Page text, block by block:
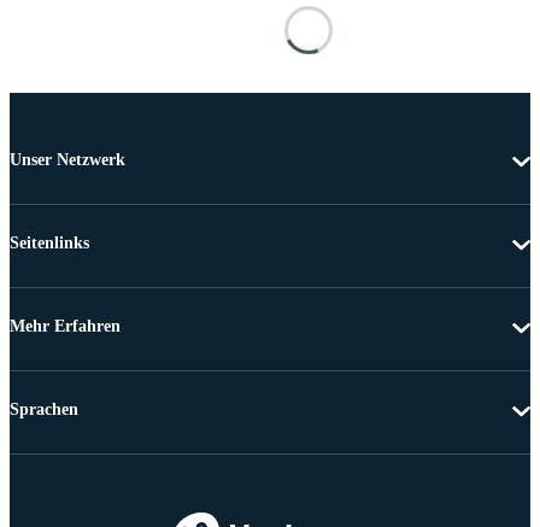
Unser Netzwerk
Seitenlinks
Mehr Erfahren
Sprachen